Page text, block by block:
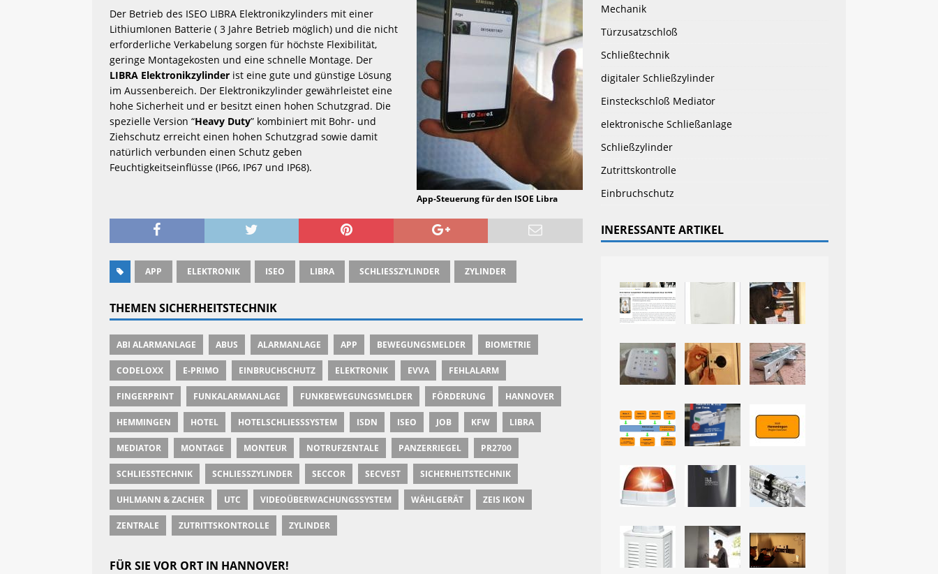
App-Steuerung für den ISOE Libra
Der Betrieb des ISEO LIBRA Elektronikzylinders mit einer
LithiumIonen Batterie ( 3 Jahre Betrieb möglich) und die nicht
erforderliche Verkabelung sorgen für höchste Flexibilität,
LIBRA Elektronikzylinder ist eine gute und günstige Lösung
im Aussenbereich. Der Elektronikzylinder gewährleistet eine
hohe Sicherheit und er besitzt einen hohen Schutzgrad. Die
spezielle Version “Heavy Duty” kombiniert mit Bohr- und
Ziehschutz erreicht einen hohen Schutzgrad sowie damit
natürlich verbunden einen Schutz geben
Feuchtigkeitseinflüsse (IP66, IP67 und IP68).
APP ELEKTRONIK ISEO LIBRA SCHLIESSZYLINDER ZYLINDER
THEMEN SICHERHEITSTECHNIK
ABI ALARMANLAGE ABUS ALARMANLAGE APP BEWEGUNGSMELDER BIOMETRIE
CODELOXX E-PRIMO EINBRUCHSCHUTZ ELEKTRONIK EVVA FEHLALARM
FINGERPRINT FUNKALARMANLAGE FUNKBEWEGUNGSMELDER FÖRDERUNG HANNOVER
HEMMINGEN HOTEL HOTELSCHLIESSSYSTEM ISDN ISEO JOB KFW LIBRA
MEDIATOR MONTAGE MONTEUR NOTRUFZENTALE PANZERRIEGEL PR2700
SCHLIESSTECHNIK SCHLIESSZYLINDER SECCOR SECVEST SICHERHEITSTECHNIK
UHLMANN & ZACHER UTC VIDEOÜBERWACHUNGSSYSTEM WÄHLGERÄT ZEIS IKON
ZENTRALE ZUTRITTSKONTROLLE ZYLINDER
FÜR SIE VOR ORT IN HANNOVER!
Mechanik
Türzusatzschloß
Schließtechnik
digitaler Schließzylinder
Einsteckschloß Mediator
elektronische Schließanlage
Schließzylinder
Zutrittskontrolle
Einbruchschutz
INERESSANTE ARTIKEL